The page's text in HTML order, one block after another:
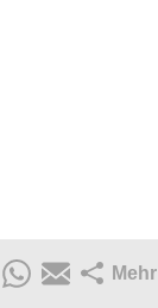
Mehr